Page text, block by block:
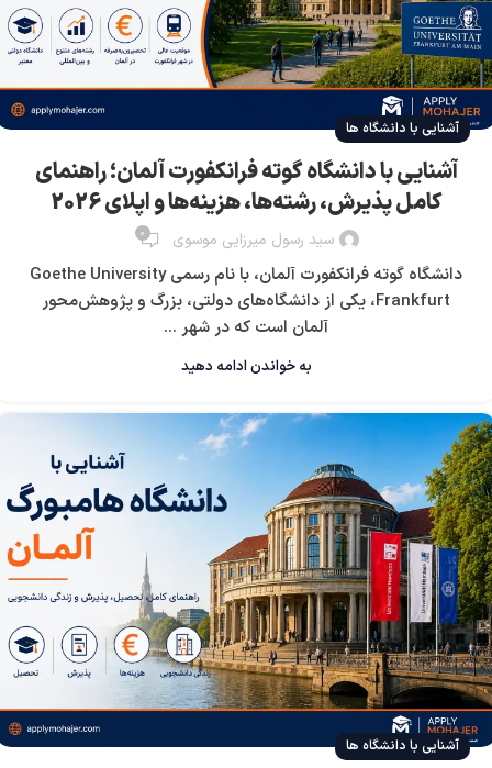
آشنایی با دانشگاه ها
آشنایی با دانشگاه گوته فرانکفورت آلمان؛ راهنمای
کامل پذیرش، رشته‌ها، هزینه‌ها و اپلای 2026
سید رسول میرزایی موسوی 0
دانشگاه گوته فرانکفورت آلمان، با نام رسمی Goethe University
Frankfurt، یکی از دانشگاه‌های دولتی، بزرگ و پژوهش‌محور
آلمان است که در شهر ...
به خواندن ادامه دهید
آشنایی با دانشگاه ها